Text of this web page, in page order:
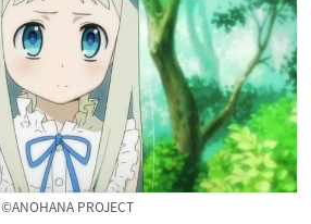
©ANOHANA PROJECT